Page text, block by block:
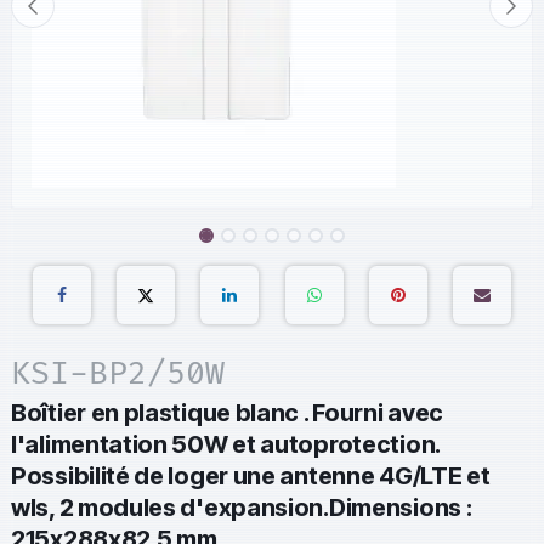
KSI-BP2/50W
Boîtier en plastique blanc . Fourni avec
l'alimentation 50W et autoprotection.
Possibilité de loger une antenne 4G/LTE et
wls, 2 modules d'expansion.Dimensions :